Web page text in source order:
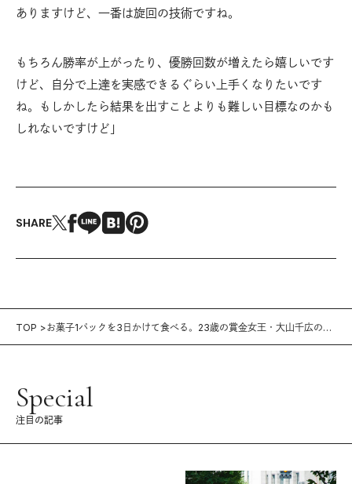
ありますけど、一番は旋回の技術ですね。
もちろん勝率が上がったり、優勝回数が増えたら嬉しいです
けど、自分で上達を実感できるぐらい上手くなりたいです
ね。もしかしたら結果を出すことよりも難しい目標なのかも
しれないですけど」
SHARE
TOP
お菓子1パックを3日かけて食べる。23歳の賞金女王・大山千広のボ
Special
注目の記事